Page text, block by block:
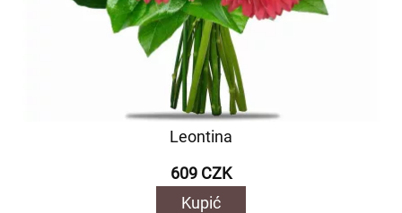
Leontina
609 CZK
Kupić